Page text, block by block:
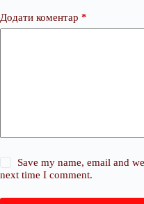
Додати коментар *
Save my name, email and
next time I comment.